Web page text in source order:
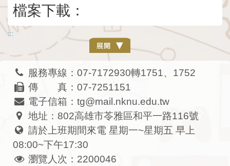
檔案下載：
:::
服務專線：07-7172930轉1751、1752
傳 真：07-7251151
電子信箱：tg@mail.nknu.edu.tw
地址：802高雄市苓雅區和平一路116號
請於上班期間來電 星期一~星期五 早上
08:00~下午17:30
瀏覽人次：2200046